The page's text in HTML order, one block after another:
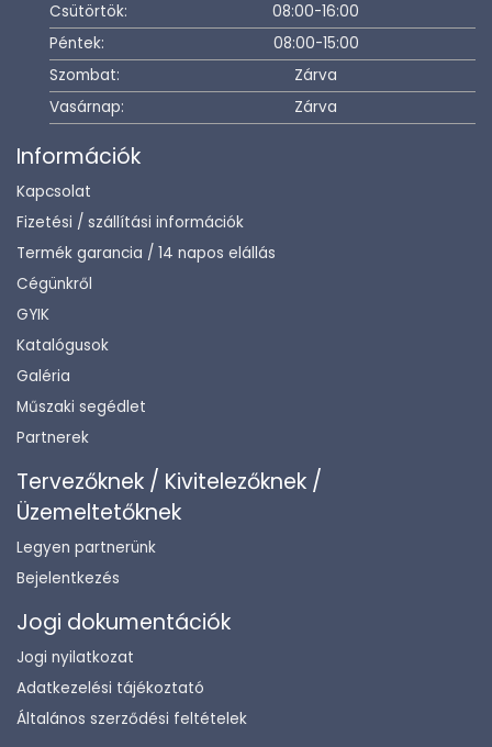
Csütörtök:
08:00-16:00
Péntek:
08:00-15:00
Szombat:
Zárva
Vasárnap:
Zárva
Információk
Kapcsolat
Fizetési / szállítási információk
Termék garancia / 14 napos elállás
Cégünkről
GYIK
Katalógusok
Galéria
Műszaki segédlet
Partnerek
Tervezőknek / Kivitelezőknek /
Üzemeltetőknek
Legyen partnerünk
Bejelentkezés
Jogi dokumentációk
Jogi nyilatkozat
Adatkezelési tájékoztató
Általános szerződési feltételek